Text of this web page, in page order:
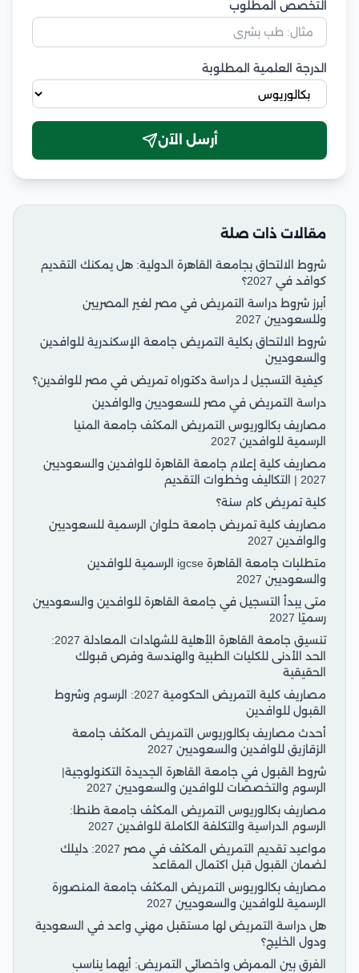
التخصص المطلوب
الدرجة العلمية المطلوبة
أرسل الآن
مقالات ذات صلة
شروط الالتحاق بجامعة القاهرة الدولية: هل يمكنك التقديم
كوافد في 2027؟
أبرز شروط دراسة التمريض في مصر لغير المصريين
وللسعوديين 2027
شروط الالتحاق بكلية التمريض جامعة الإسكندرية للوافدين
والسعوديين
كيفية التسجيل لـ دراسة دكتوراه تمريض في مصر للوافدين؟
دراسة التمريض في مصر للسعوديين والوافدين
مصاريف بكالوريوس التمريض المكثف جامعة المنيا
الرسمية للوافدين 2027
مصاريف كلية إعلام جامعة القاهرة للوافدين والسعوديين
2027 | التكاليف وخطوات التقديم
كلية تمريض كام سنة؟
مصاريف كلية تمريض جامعة حلوان الرسمية للسعوديين
والوافدين 2027
متطلبات جامعة القاهرة igcse الرسمية للوافدين
والسعوديين 2027
متى يبدأ التسجيل في جامعة القاهرة للوافدين والسعوديين
رسميًا 2027
تنسيق جامعة القاهرة الأهلية للشهادات المعادلة 2027:
الحد الأدنى للكليات الطبية والهندسة وفرص قبولك
الحقيقية
مصاريف كلية التمريض الحكومية 2027: الرسوم وشروط
القبول للوافدين
أحدث مصاريف بكالوريوس التمريض المكثف جامعة
الزقازيق للوافدين والسعوديين 2027
شروط القبول في جامعة القاهرة الجديدة التكنولوجية|
الرسوم والتخصصات للوافدين والسعوديين 2027
مصاريف بكالوريوس التمريض المكثف جامعة طنطا:
الرسوم الدراسية والتكلفة الكاملة للوافدين 2027
مواعيد تقديم التمريض المكثف في مصر 2027: دليلك
لضمان القبول قبل اكتمال المقاعد
مصاريف بكالوريوس التمريض المكثف جامعة المنصورة
الرسمية للوافدين والسعوديين 2027
هل دراسة التمريض لها مستقبل مهني واعد في السعودية
ودول الخليج؟
الفرق بين الممرض واخصائي التمريض: أيهما يناسب